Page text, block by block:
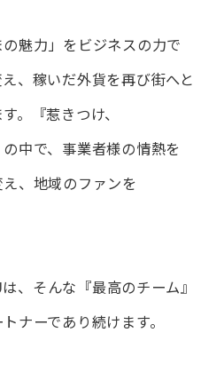
魅力」を​ビジネスの​力で​
、 稼いだ外貨を​再び街へと​
。
『惹きつけ、​
中で、​事業者様の​情熱を​
、 地域の​ファンを​
、​そんな​『最高の​チーム』
ナーであり続けます。